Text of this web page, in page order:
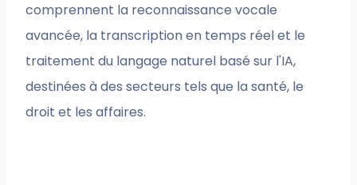
comprennent la reconnaissance vocale
avancée, la transcription en temps réel et le
traitement du langage naturel basé sur l'IA,
destinées à des secteurs tels que la santé, le
droit et les affaires.